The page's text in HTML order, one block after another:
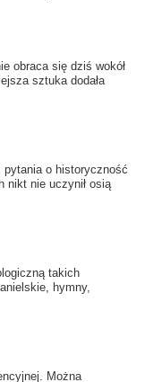
obraca się dziś wokół
sztuka dodała
o historyczność
nikt nie uczynił osią
takich
hymny,
Można